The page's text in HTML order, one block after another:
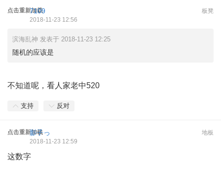
点击重新加载 板凳
7109
2018-11-23 12:56
滨海乱神 发表于 2018-11-23 12:25
随机的应该是
不知道呢，看人家老中520
支持 反对
点击重新加载 地板
影子っ
2018-11-23 12:59
这数字